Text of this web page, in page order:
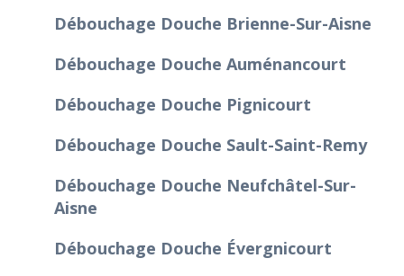
Débouchage Douche Brienne-Sur-Aisne
Débouchage Douche Auménancourt
Débouchage Douche Pignicourt
Débouchage Douche Sault-Saint-Remy
Débouchage Douche Neufchâtel-Sur-
Aisne
Débouchage Douche Évergnicourt